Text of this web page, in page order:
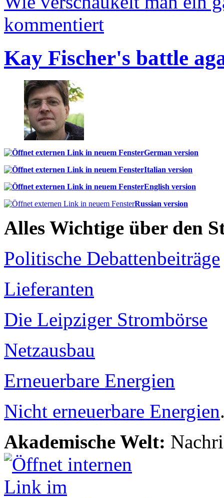
kommentiert
Kay Fischer's battle
German version
Italian version
English version
Russian version
Alles Wichtige über den
Politische Debattenbeiträge
Lieferanten
Die Leipziger Strombörse
Netzausbau
Erneuerbare Energien
Nicht erneuerbare Energien
Akademische Welt: